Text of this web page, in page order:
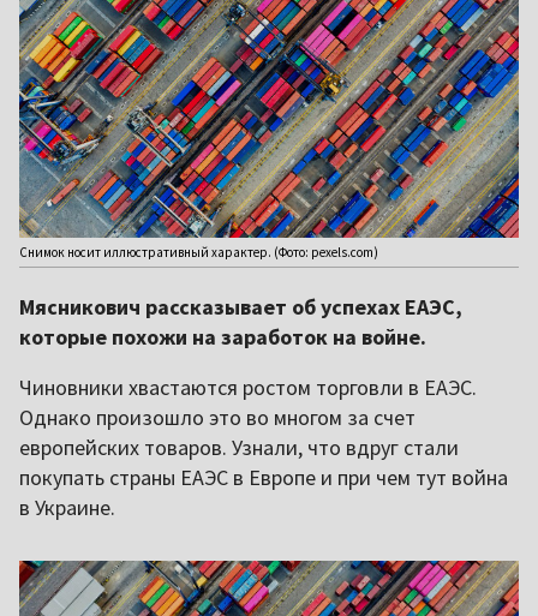
Снимок носит иллюстративный характер. (Фото: pexels.com)
Мясникович рассказывает об успехах ЕАЭС,
которые похожи на заработок на войне.
Чиновники хвастаются ростом торговли в ЕАЭС.
Однако произошло это во многом за счет
европейских товаров. Узнали, что вдруг стали
покупать страны ЕАЭС в Европе и при чем тут война
в Украине.